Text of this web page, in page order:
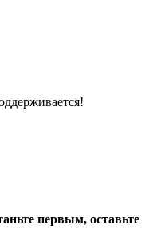
первым, оставьте